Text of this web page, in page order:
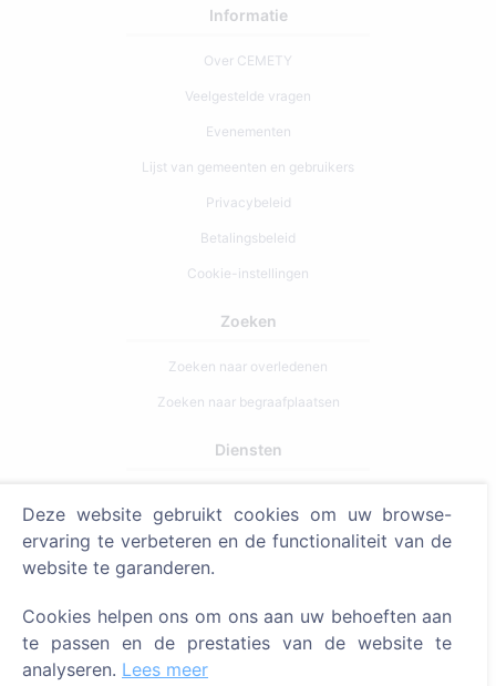
Informatie
Over CEMETY
Veelgestelde vragen
Evenementen
Lijst van gemeenten en gebruikers
Privacybeleid
Betalingsbeleid
Cookie-instellingen
Zoeken
Zoeken naar overledenen
Zoeken naar begraafplaatsen
Diensten
Contacten
SIA "CEMETY", LV40103618951
info@cemety.lv
Wij opereren door het hele land!
Deze website gebruikt cookies om uw browse-
ervaring te verbeteren en de functionaliteit van de
website te garanderen.
Cookies helpen ons om ons aan uw behoeften aan
te passen en de prestaties van de website te
analyseren. Lees meer